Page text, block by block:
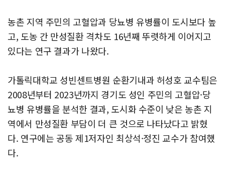
농촌 지역 주민의 고혈압과 당뇨병 유병률이 도시보다 높
고, 도농 간 만성질환 격차도 16년째 뚜렷하게 이어지고
있다는 연구 결과가 나왔다.
가톨릭대학교 성빈센트병원 순환기내과 허성호 교수팀은
2008년부터 2023년까지 경기도 성인 주민의 고혈압·당
뇨병 유병률을 분석한 결과, 도시화 수준이 낮은 농촌 지
역에서 만성질환 부담이 더 큰 것으로 나타났다고 밝혔
다. 연구에는 공동 제1저자인 최상석·정진 교수가 참여했
다.